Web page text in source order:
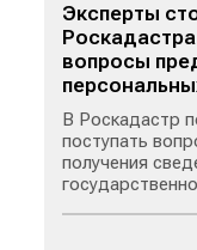
Эксперты
вопросы
В Роскадастр
поступать
получения